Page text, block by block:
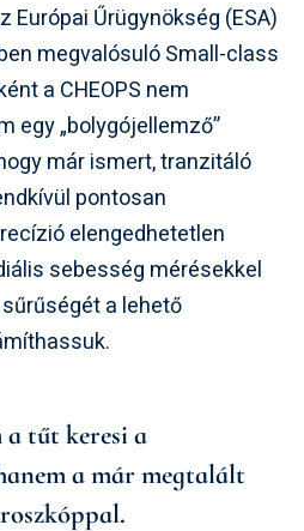
Űrügynökség (ESA)
megvalósuló Small-class
a CHEOPS nem
egy „bolygójellemző”
már ismert, tranzitáló
pontosan
elengedhetetlen
sebesség mérésekkel
a lehető
a tűt keresi a
a már megtalált